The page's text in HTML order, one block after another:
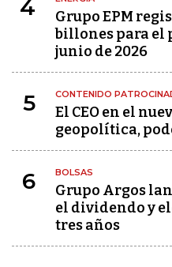
4
Grupo EPM
billones para el
junio de 2026
5 CONTENIDO
El CEO en el
geopolítica,
6 BOLSAS
Grupo Argos
el dividendo y
tres años